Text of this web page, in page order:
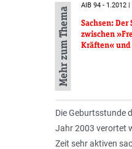
Mehr zum Thema
AIB 94 - 1.2012 |
Sachsen: Der
zwischen
Kräften« und
Die Geburtsstunde
Jahr 2003 verortet
Zeit sehr aktiven